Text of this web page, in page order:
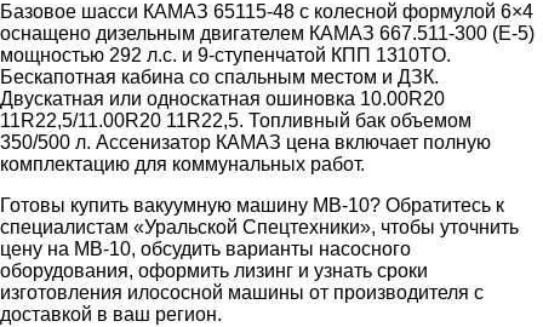
Базовое шасси КАМАЗ 65115-48 с колесной формулой 6×4
оснащено дизельным двигателем КАМАЗ 667.511-300 (Е-5)
мощностью 292 л.с. и 9-ступенчатой КПП 1310TO.
Бескапотная кабина со спальным местом и ДЗК.
Двускатная или односкатная ошиновка 10.00R20
11R22,5/11.00R20 11R22,5. Топливный бак объемом
350/500 л. Ассенизатор КАМАЗ цена включает полную
комплектацию для коммунальных работ.
Готовы купить вакуумную машину МВ-10? Обратитесь к
специалистам «Уральской Спецтехники», чтобы уточнить
цену на МВ-10, обсудить варианты насосного
оборудования, оформить лизинг и узнать сроки
изготовления илососной машины от производителя с
доставкой в ваш регион.